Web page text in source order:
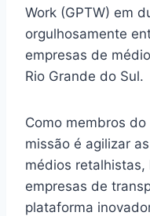
Work (GPTW) em
orgulhosamente
empresas de
Rio Grande do Sul.
Como membros do
missão é agilizar
médios
empresas de
plataforma